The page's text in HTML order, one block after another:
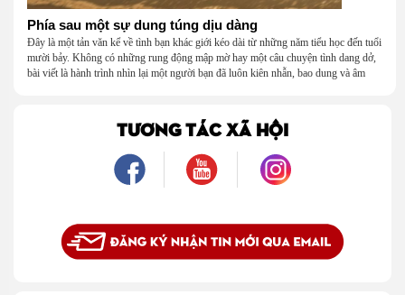
Phía sau một sự dung túng dịu dàng
Đây là một tản văn kể về tình bạn khác giới kéo dài từ những năm tiểu học đến tuổi
mười bảy. Không có những rung động mập mờ hay một câu chuyện tình dang dở,
bài viết là hành trình nhìn lại một người bạn đã luôn kiên nhẫn, bao dung và âm
là một mối tình, mà là một người luôn cho tôi quyền được là chính mình.
TƯƠNG TÁC XÃ HỘI